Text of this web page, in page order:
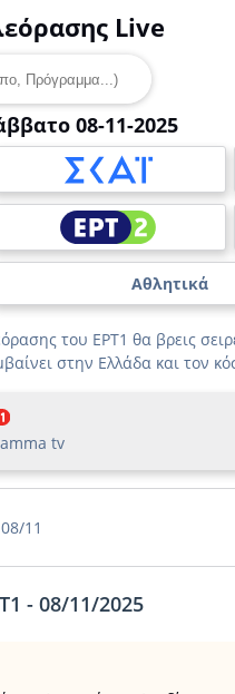
Live
08-11-2025
Αθλητικά
του ΕΡΤ1 θα βρεις
στην Ελλάδα και τον
tv
11
- 08/11/2025